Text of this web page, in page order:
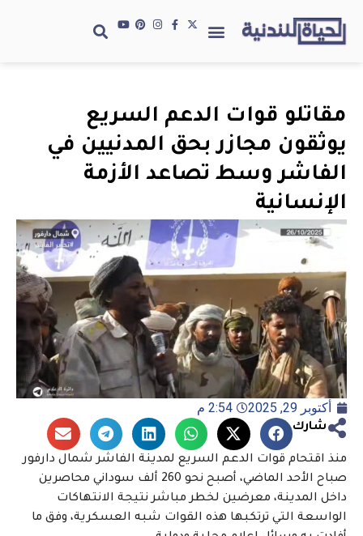
مقاتلو قوات الدعم السريع
يوثقون مجازر بحق المدنيين في
الفاشر وسط تصاعد الأزمة
الإنسانية
أكتوبر 29, 2025 2:54 م
شارك
منذ اقتحام قوات الدعم السريع لمدينة الفاشر شمال دارفور
صباح الأحد الماضي، أصبح نحو 260 ألف سوداني محاصرين
داخل المدينة، معرضين لخطر مباشر نتيجة الانتهاكات
الواسعة التي ترتكبها هذه القوات شبه العسكرية، وفق ما